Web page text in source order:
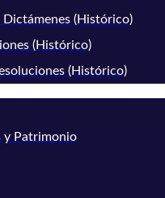
(Histórico)
(Histórico)
(Histórico)
y Patrimonio